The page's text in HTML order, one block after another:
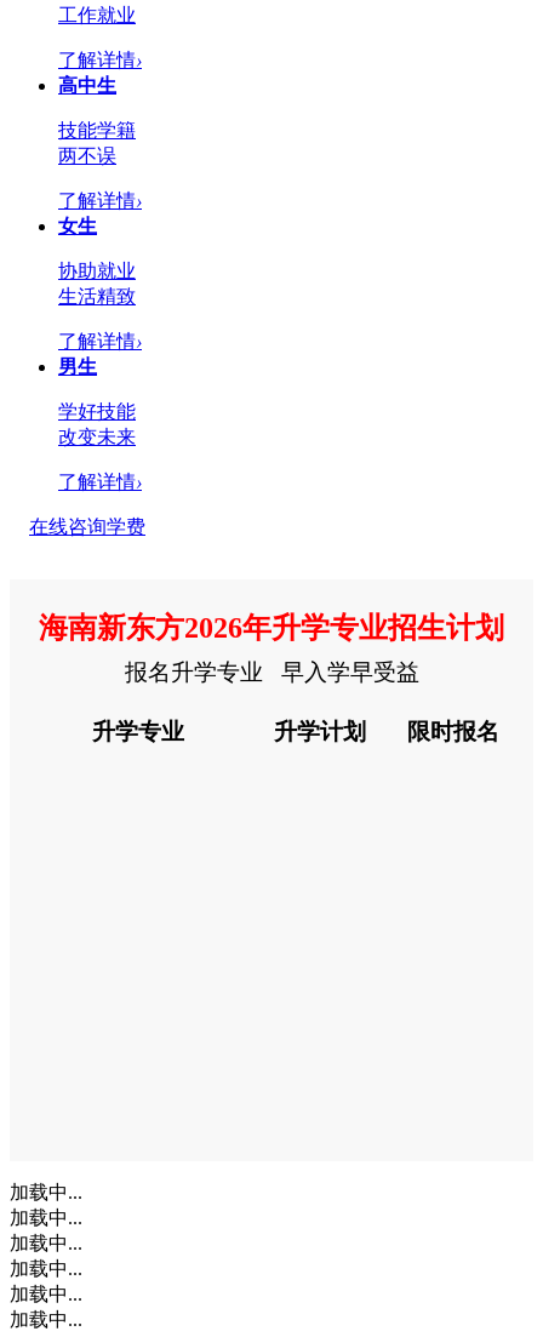
工作就业
了解详情›
高中生
技能学籍
两不误
了解详情›
女生
协助就业
生活精致
了解详情›
男生
学好技能
改变未来
了解详情›
在线咨询学费
海南新东方2026年升学专业招生计划
报名升学专业 早入学早受益
升学专业 升学计划 限时报名
加载中...
加载中...
加载中...
加载中...
加载中...
加载中...